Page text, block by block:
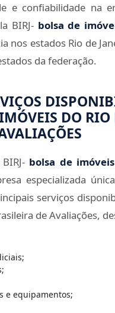
e confiabilidade na
BIRJ- bolsa de
nos estados Rio de
da federação.
DO RIO
bolsa de
especializada
serviços
de Avaliações,
e equipamentos;